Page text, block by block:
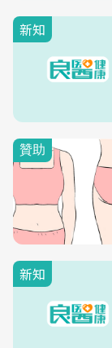
新知
新知